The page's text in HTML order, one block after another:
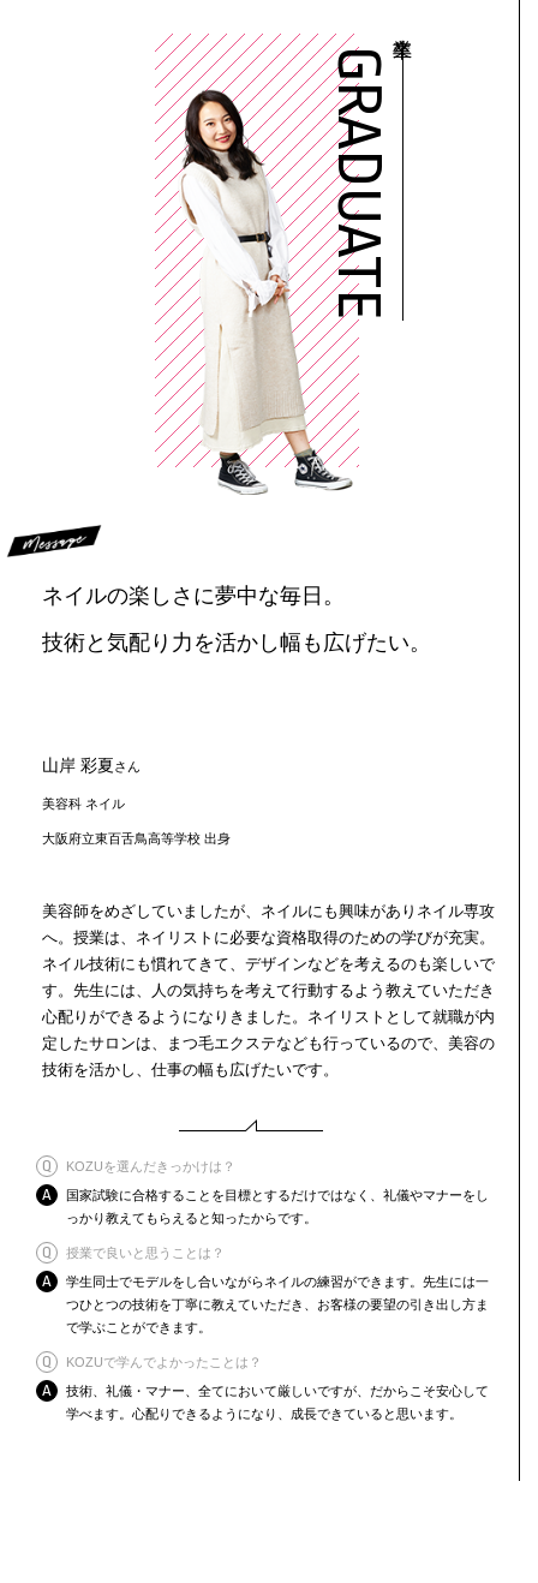
GRADUATE
ネイルの楽しさに夢中な毎日。
技術と気配り力を活かし幅も広げたい。
山岸 彩夏さん
美容科 ネイル
大阪府立東百舌鳥高等学校 出身
美容師をめざしていましたが、ネイルにも興味がありネイル専攻
へ。授業は、ネイリストに必要な資格取得のための学びが充実。
ネイル技術にも慣れてきて、デザインなどを考えるのも楽しいで
す。先生には、人の気持ちを考えて行動するよう教えていただき
心配りができるようになりきました。ネイリストとして就職が内
定したサロンは、まつ毛エクステなども行っているので、美容の
技術を活かし、仕事の幅も広げたいです。
KOZUを選んだきっかけは？
国家試験に合格することを目標とするだけではなく、礼儀やマナーをし
っかり教えてもらえると知ったからです。
授業で良いと思うことは？
学生同士でモデルをし合いながらネイルの練習ができます。先生には一
つひとつの技術を丁寧に教えていただき、お客様の要望の引き出し方ま
で学ぶことができます。
KOZUで学んでよかったことは？
技術、礼儀・マナー、全てにおいて厳しいですが、だからこそ安心して
学べます。心配りできるようになり、成長できていると思います。